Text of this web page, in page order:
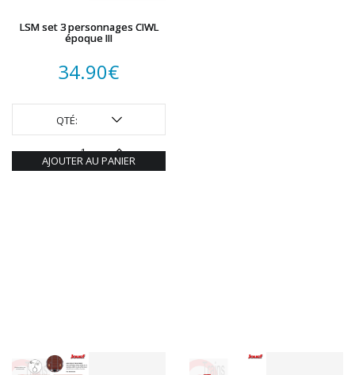
LSM set 3 personnages CIWL
époque III
34.90€
QTÉ:
AJOUTER AU PANIER